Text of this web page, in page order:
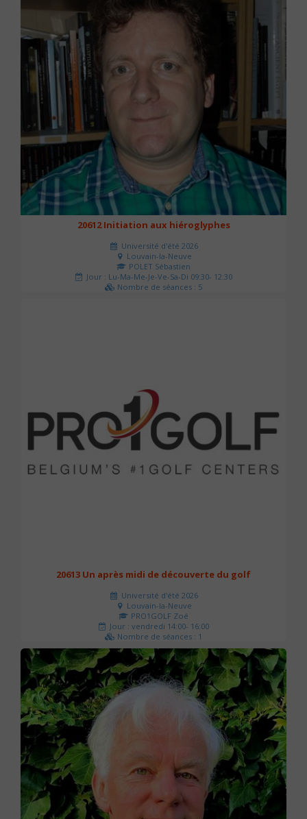
20612 Initiation aux hiéroglyphes
Université d'été 2026
Louvain-la-Neuve
POLET Sébastien
Jour : Lu-Ma-Me-Je-Ve-Sa-Di 09:30- 12:30
Nombre de séances : 5
20613 Un après midi de découverte du golf
Université d'été 2026
Louvain-la-Neuve
PRO1GOLF Zoé
Jour : vendredi 14:00- 16:00
Nombre de séances : 1
45 €